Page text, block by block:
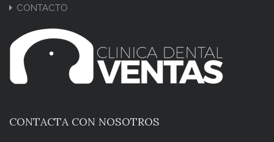
CONTACTO
CONTACTA CON NOSOTROS